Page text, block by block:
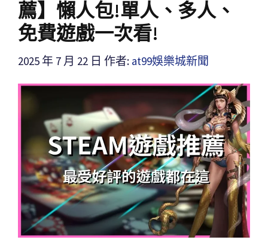
薦】懶人包!單人、多人、
免費遊戲一次看!
2025 年 7 月 22 日 作者: at99娛樂城新聞